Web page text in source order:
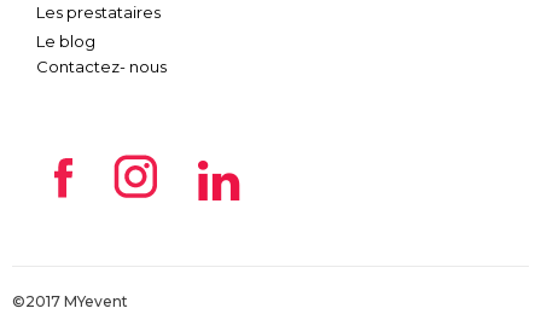
Les prestataires
Le blog
Contactez- nous
©2017 MYevent